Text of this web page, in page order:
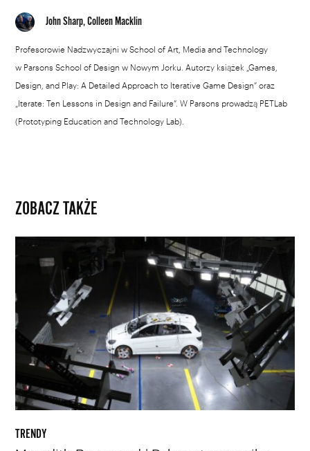
John Sharp, Colleen Macklin
Profesorowie Nadzwyczajni w School of Art, Media and Technology
w Parsons School of Design w Nowym Jorku. Autorzy książek „Games,
Design, and Play: A Detailed Approach to Iterative Game Design” oraz
„Iterate: Ten Lessons in Design and Failure”. W Parsons prowadzą PETLab
(Prototyping Education and Technology Lab).
ZOBACZ TAKŻE
Meredith
Broussard
Dylemat
wagonika
TRENDY